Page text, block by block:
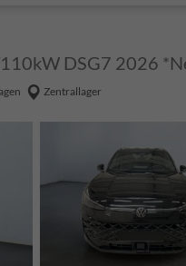
DSG7 2026
Zentrallager